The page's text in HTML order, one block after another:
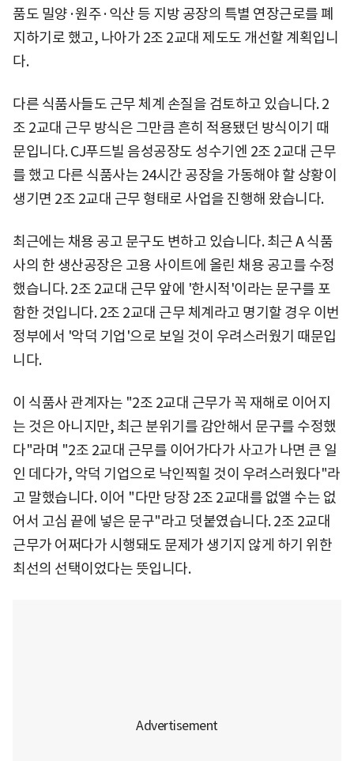
품도 밀양·원주·익산 등 지방 공장의 특별 연장근로를 폐
지하기로 했고, 나아가 2조 2교대 제도도 개선할 계획입니
다.
다른 식품사들도 근무 체계 손질을 검토하고 있습니다. 2
조 2교대 근무 방식은 그만큼 흔히 적용됐던 방식이기 때
문입니다. CJ푸드빌 음성공장도 성수기엔 2조 2교대 근무
를 했고 다른 식품사는 24시간 공장을 가동해야 할 상황이
생기면 2조 2교대 근무 형태로 사업을 진행해 왔습니다.
최근에는 채용 공고 문구도 변하고 있습니다. 최근 A 식품
사의 한 생산공장은 고용 사이트에 올린 채용 공고를 수정
했습니다. 2조 2교대 근무 앞에 '한시적'이라는 문구를 포
함한 것입니다. 2조 2교대 근무 체계라고 명기할 경우 이번
정부에서 '악덕 기업'으로 보일 것이 우려스러웠기 때문입
니다.
이 식품사 관계자는 "2조 2교대 근무가 꼭 재해로 이어지
는 것은 아니지만, 최근 분위기를 감안해서 문구를 수정했
다"라며 "2조 2교대 근무를 이어가다가 사고가 나면 큰 일
인 데다가, 악덕 기업으로 낙인찍힐 것이 우려스러웠다"라
고 말했습니다. 이어 "다만 당장 2조 2교대를 없앨 수는 없
어서 고심 끝에 넣은 문구"라고 덧붙였습니다. 2조 2교대
근무가 어쩌다가 시행돼도 문제가 생기지 않게 하기 위한
최선의 선택이었다는 뜻입니다.